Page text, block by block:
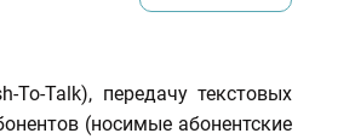
Talk), передачу текстовых
(носимые абонентские